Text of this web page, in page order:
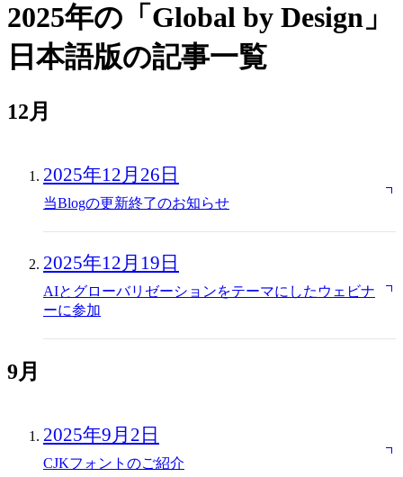
2025年の「Global by Design」
日本語版の記事一覧
12月
2025年12月26日
当Blogの更新終了のお知らせ
2025年12月19日
AIとグローバリゼーションをテーマにしたウェビナ
ーに参加
9月
2025年9月2日
CJKフォントのご紹介